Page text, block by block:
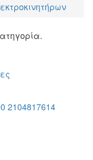
2104817614